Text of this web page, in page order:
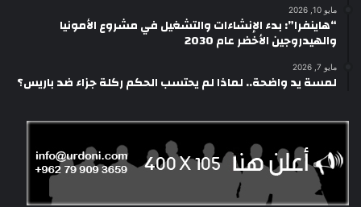
مايو 10, 2026
“هاينفرا”: بدء الإنشاءات والتشغيل في مشروع الأمونيا
والهيدروجين الأخضر عام 2030
مايو 7, 2026
لمسة يد واضحة.. لماذا لم يحتسب الحكم ركلة جزاء ضد باريس؟